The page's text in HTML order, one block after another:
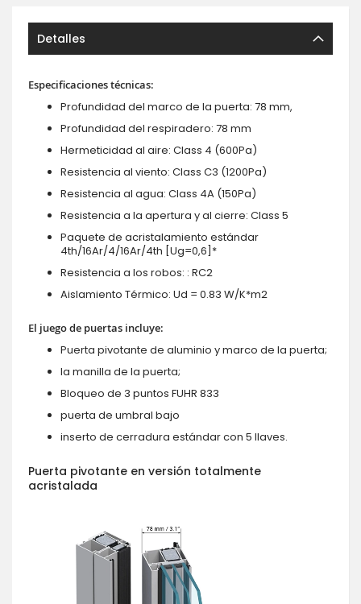
Detalles
Especificaciones técnicas:
Profundidad del marco de la puerta: 78 mm,
Profundidad del respiradero: 78 mm
Hermeticidad al aire: Class 4 (600Pa)
Resistencia al viento: Class C3 (1200Pa)
Resistencia al agua: Class 4A (150Pa)
Resistencia a la apertura y al cierre: Class 5
Paquete de acristalamiento estándar
4th/16Ar/4/16Ar/4th [Ug=0,6]*
Resistencia a los robos: : RC2
Aislamiento Térmico: Ud = 0.83 W/K*m2
El juego de puertas incluye:
Puerta pivotante de aluminio y marco de la puerta;
la manilla de la puerta;
Bloqueo de 3 puntos FUHR 833
puerta de umbral bajo
inserto de cerradura estándar con 5 llaves.
Puerta pivotante en versión totalmente
acristalada